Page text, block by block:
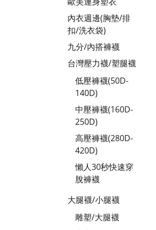
內衣週邊(胸墊/排
扣/洗衣袋)
九分/內搭褲襪
台灣壓力襪/塑腿襪
低壓褲襪(50D-
140D)
中壓褲襪(160D-
250D)
高壓褲襪(280D-
420D)
懶人30秒快速穿
脫褲襪
大腿襪/小腿襪
雕塑/大腿襪